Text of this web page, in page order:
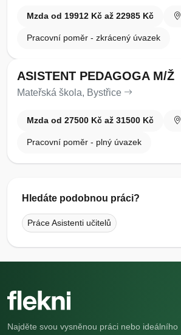
Mzda od 19912 Kč až 22985 Kč
Pracovní poměr - zkrácený úvazek
ASISTENT PEDAGOGA M/Ž
Mateřská škola, Bystřice
Mzda od 27500 Kč až 31500 Kč
Pracovní poměr - plný úvazek
Hledáte podobnou práci?
Práce Asistenti učitelů
Najděte svou vysněnou práci nebo ideálního